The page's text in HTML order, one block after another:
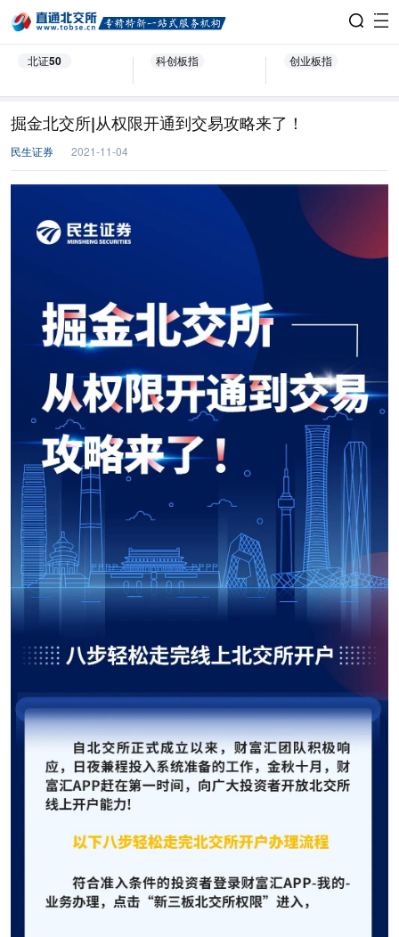
北证50 科创板指 创业板指
掘金北交所|从权限开通到交易攻略来了！
民生证券 2021-11-04